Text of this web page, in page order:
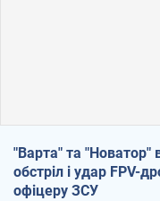
"Варта" та "Новатор"
обстріл і удар FPV-
офіцеру ЗСУ